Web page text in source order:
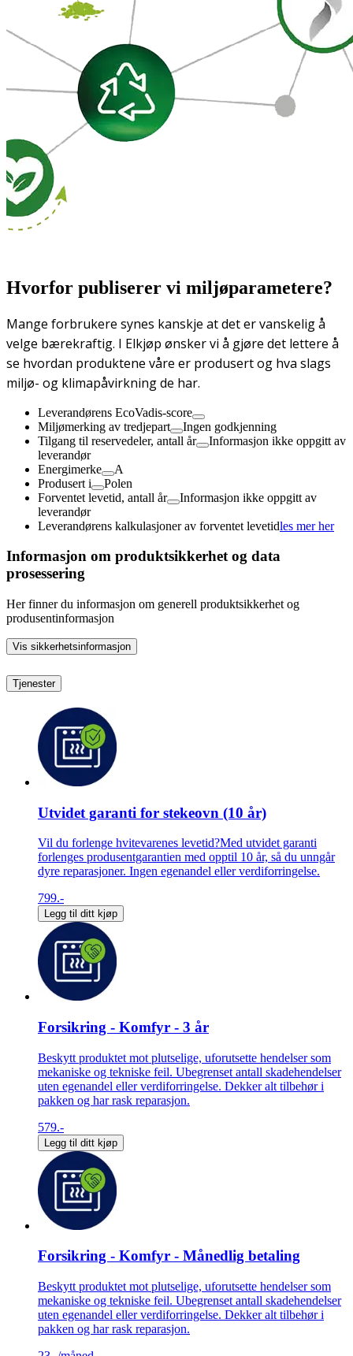
Hvorfor publiserer vi miljøparametere?
Mange forbrukere synes kanskje at det er vanskelig å
velge bærekraftig. I Elkjøp ønsker vi å gjøre det lettere å
se hvordan produktene våre er produsert og hva slags
miljø- og klimapåvirkning de har.
Leverandørens EcoVadis-score
Miljømerking av tredjepart
Ingen godkjenning
Tilgang til reservedeler, antall år
Informasjon ikke oppgitt av
leverandør
Energimerke
A
Produsert i
Polen
Forventet levetid, antall år
Informasjon ikke oppgitt av
leverandør
Leverandørens kalkulasjoner av forventet levetidles mer her
Informasjon om produktsikkerhet og data
prosessering
Her finner du informasjon om generell produktsikkerhet og
produsentinformasjon
Vis sikkerhetsinformasjon
Tjenester
Utvidet garanti for stekeovn (10 år)
Vil du forlenge hvitevarenes levetid?Med utvidet garanti
forlenges produsentgarantien med opptil 10 år, så du unngår
dyre reparasjoner. Ingen egenandel eller verdiforringelse.
799.-
Legg til ditt kjøp
Forsikring - Komfyr - 3 år
Beskytt produktet mot plutselige, uforutsette hendelser som
mekaniske og tekniske feil. Ubegrenset antall skadehendelser
uten egenandel eller verdiforringelse. Dekker alt tilbehør i
pakken og har rask reparasjon.
579.-
Legg til ditt kjøp
Forsikring - Komfyr - Månedlig betaling
Beskytt produktet mot plutselige, uforutsette hendelser som
mekaniske og tekniske feil. Ubegrenset antall skadehendelser
uten egenandel eller verdiforringelse. Dekker alt tilbehør i
pakken og har rask reparasjon.